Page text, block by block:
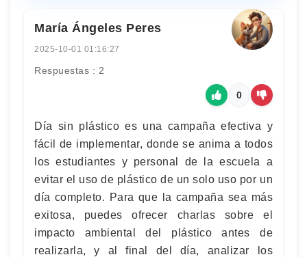
María Ángeles Peres
2025-10-01 01:16:27
Respuestas : 2
0
Día sin plástico es una campaña efectiva y
fácil de implementar, donde se anima a todos
los estudiantes y personal de la escuela a
evitar el uso de plástico de un solo uso por un
día completo. Para que la campaña sea más
exitosa, puedes ofrecer charlas sobre el
impacto ambiental del plástico antes de
realizarla, y al final del día, analizar los